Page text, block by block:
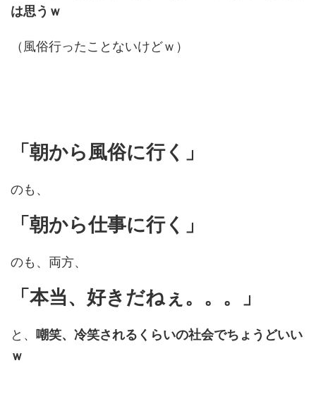
は思うｗ
（風俗行ったことないけどｗ）
「朝から風俗に行く」
のも、
「朝から仕事に行く」
のも、両方、
「本当、好きだねぇ。。。」
と、 嘲笑、冷笑されるくらいの社会でちょうどいい
ｗ